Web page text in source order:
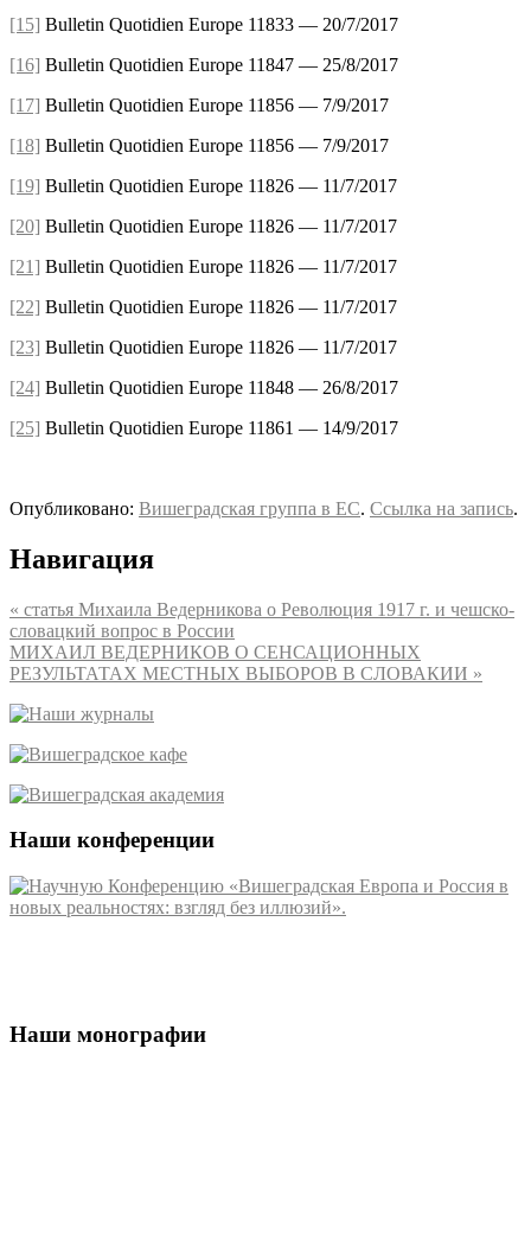
[15] Bulletin Quotidien Europe 11833 — 20/7/2017
[16] Bulletin Quotidien Europe 11847 — 25/8/2017
[17] Bulletin Quotidien Europe 11856 — 7/9/2017
[18] Bulletin Quotidien Europe 11856 — 7/9/2017
[19] Bulletin Quotidien Europe 11826 — 11/7/2017
[20] Bulletin Quotidien Europe 11826 — 11/7/2017
[21] Bulletin Quotidien Europe 11826 — 11/7/2017
[22] Bulletin Quotidien Europe 11826 — 11/7/2017
[23] Bulletin Quotidien Europe 11826 — 11/7/2017
[24] Bulletin Quotidien Europe 11848 — 26/8/2017
[25] Bulletin Quotidien Europe 11861 — 14/9/2017
Опубликовано: Вишеградская группа в ЕС. Ссылка на запись.
Навигация
« статья Михаила Ведерникова о Революция 1917 г. и чешско-
словацкий вопрос в России
МИХАИЛ ВЕДЕРНИКОВ О СЕНСАЦИОННЫХ
РЕЗУЛЬТАТАХ МЕСТНЫХ ВЫБОРОВ В СЛОВАКИИ »
Наши конференции
Наши монографии